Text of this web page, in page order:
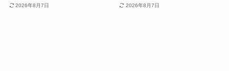
2026年8月7日 2026年8月7日